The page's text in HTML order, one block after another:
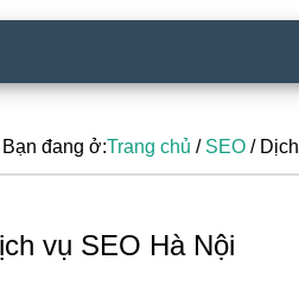
Bạn đang ở:Trang chủ / SEO /Dịch
vụ SEO Hà Nội